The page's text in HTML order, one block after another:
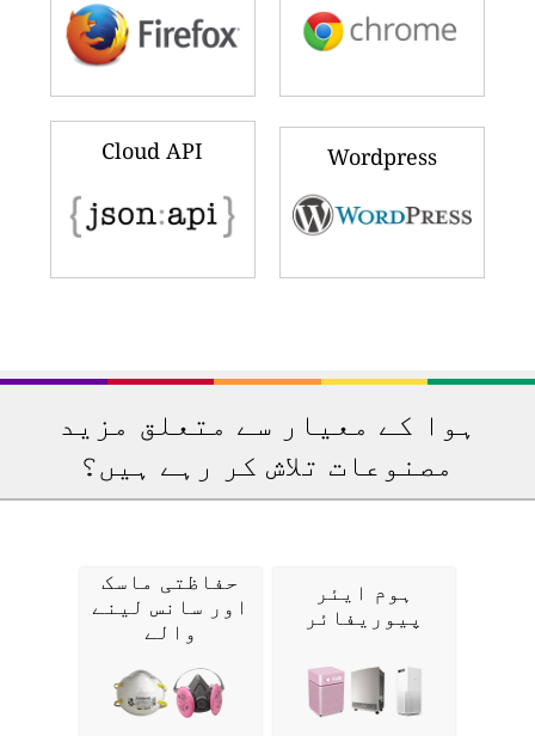
Wordpress
Cloud API
ہوا کے معیار سے متعلق مزید
مصنوعات تلاش کر رہے ہیں؟
ہوم ایئر
پیوریفائر
حفاظتی ماسک
اور سانس لینے
والے